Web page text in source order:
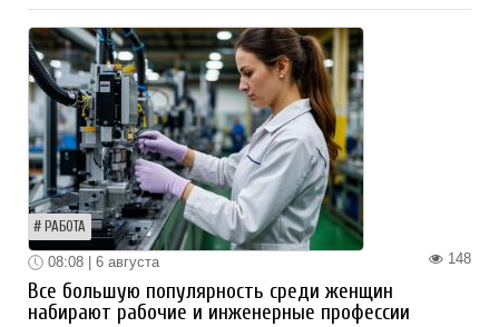
РАБОТА
148
08:08 | 6 августа
Все большую популярность среди женщин
набирают рабочие и инженерные профессии